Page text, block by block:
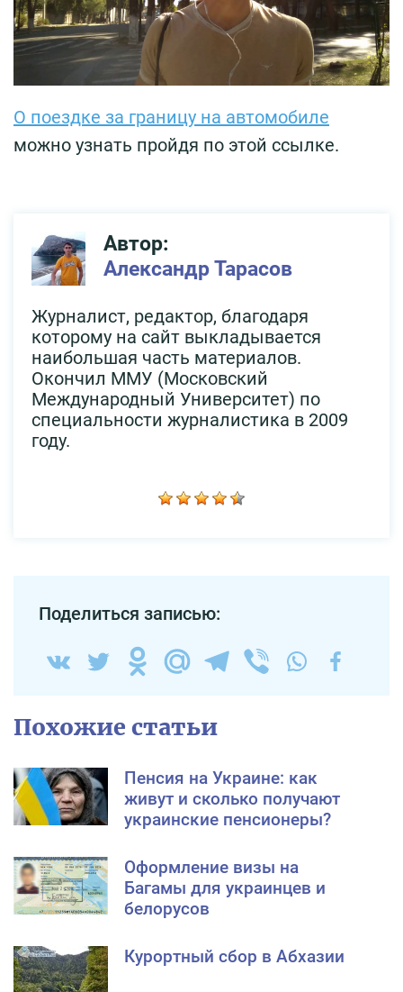
О поездке за границу на автомобиле
можно узнать пройдя по этой ссылке.
Автор:
Александр Тарасов
Журналист, редактор, благодаря
которому на сайт выкладывается
наибольшая часть материалов.
Окончил ММУ (Московский
Международный Университет) по
специальности журналистика в 2009
году.
Поделиться записью:
Похожие статьи
Пенсия на Украине: как
живут и сколько получают
украинские пенсионеры?
Оформление визы на
Багамы для украинцев и
белорусов
Курортный сбор в Абхазии